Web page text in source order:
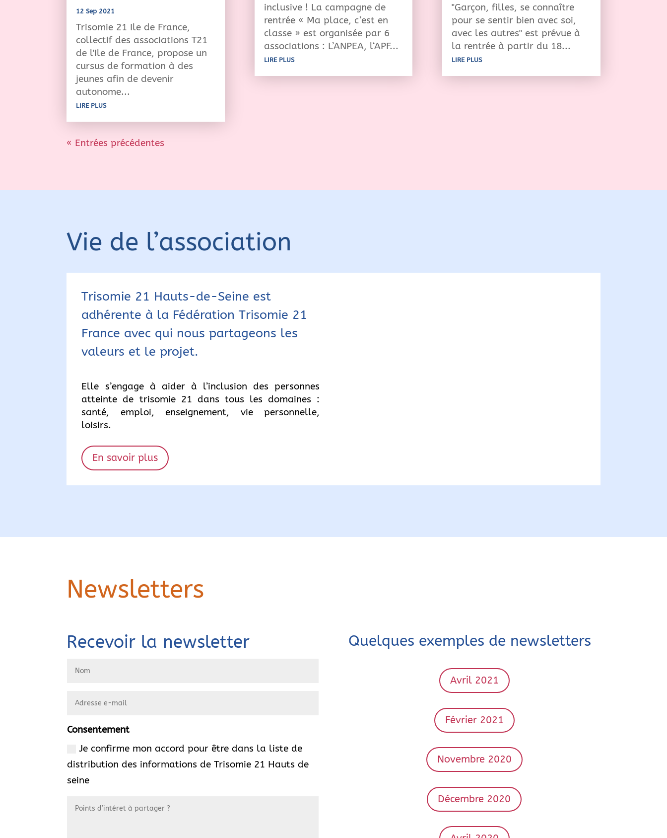
12 Sep 2021
Trisomie 21 Ile de France,
collectif des associations T21
de l'Ile de France, propose un
cursus de formation à des
jeunes afin de devenir
autonome...
LIRE PLUS
inclusive ! La campagne de
rentrée « Ma place, c’est en
classe » est organisée par 6
associations : L’ANPEA, l‘APF...
LIRE PLUS
"Garçon, filles, se connaître
pour se sentir bien avec soi,
avec les autres" est prévue à
la rentrée à partir du 18...
LIRE PLUS
« Entrées précédentes
Vie de l’association
Trisomie 21 Hauts-de-Seine est
adhérente à la Fédération Trisomie 21
France avec qui nous partageons les
valeurs et le projet.
Elle s’engage à aider à l’inclusion des personnes
atteinte de trisomie 21 dans tous les domaines :
santé, emploi, enseignement, vie personnelle,
loisirs.
En savoir plus
Newsletters
Recevoir la newsletter
Consentement
Je confirme mon accord pour être dans la liste de
distribution des informations de Trisomie 21 Hauts de
seine
Quelques exemples de newsletters
Avril 2021
Février 2021
Novembre 2020
Décembre 2020